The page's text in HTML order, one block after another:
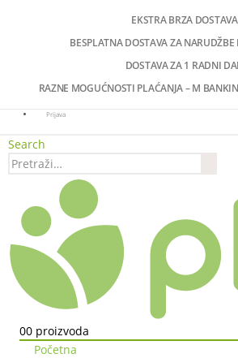
EKSTRA BRZA DOSTAVA
BESPLATNA DOSTAVA ZA
DOSTAVA ZA 1 RADNI
RAZNE MOGUĆNOSTI PLAĆANJA – M
Prijava
Search
00 proizvoda
Početna